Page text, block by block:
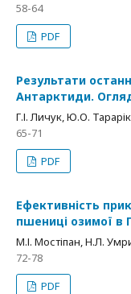
58-64
PDF
Результати
Антарктиди.
Г.І. Личук, Ю.О.
65-71
PDF
Ефективність
пшениці озимої в
М.І. Мостіпан, Н.Л.
72-78
PDF